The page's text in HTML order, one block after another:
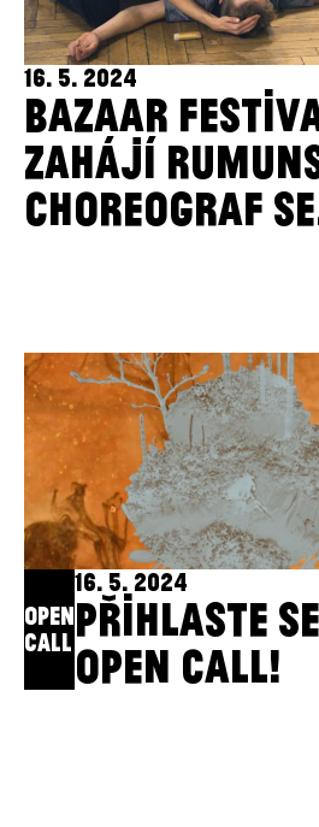
16. 5. 2024
BAZAAR
ZAHÁJÍ
CHOREOGRAF
OPEN
CALL
16. 5. 2024
PŘIHLASTE
OPEN CALL!